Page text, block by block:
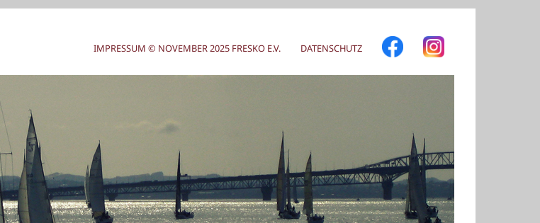
IMPRESSUM © NOVEMBER 2025 FRESKO E.V. DATENSCHUTZ